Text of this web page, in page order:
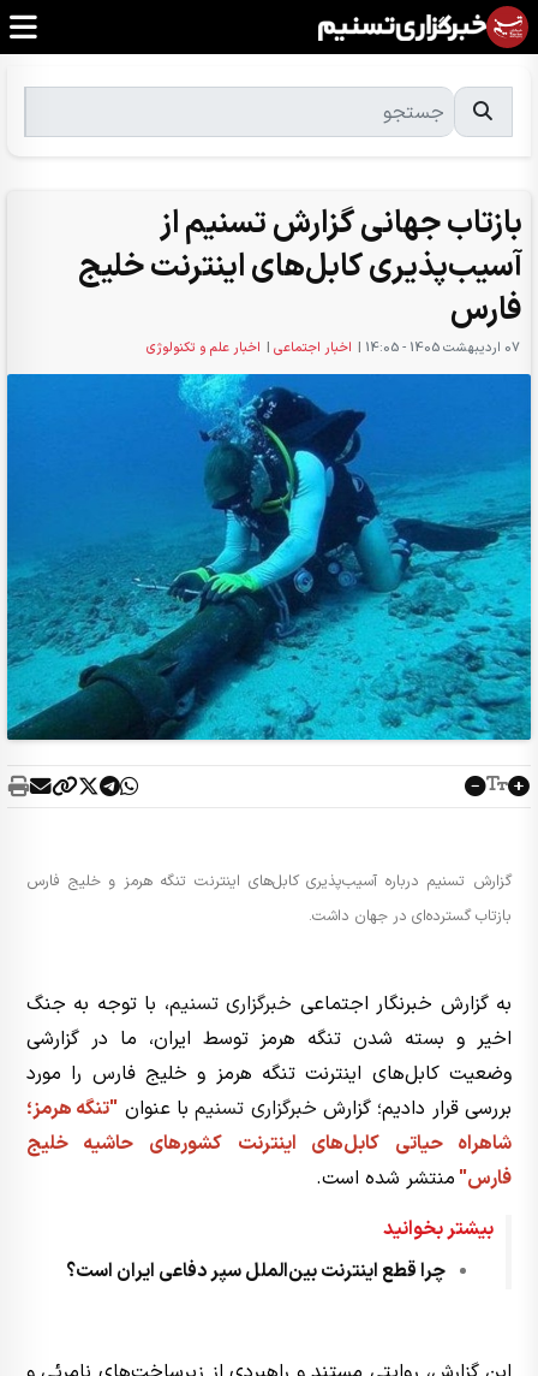
بازتاب جهانی گزارش تسنیم از
آسیب‌پذیری کابل‌های اینترنت خلیج
فارس
07 ارديبهشت 1405 - 14:05 | اخبار اجتماعی | اخبار علم و تکنولوژی
گزارش تسنیم درباره آسیب‌پذیری کابل‌های اینترنت تنگه هرمز و خلیج فارس
بازتاب گسترده‌ای در جهان داشت.
به گزارش خبرنگار اجتماعی خبرگزاری تسنیم، با توجه به جنگ
اخیر و بسته شدن تنگه هرمز توسط ایران، ما در گزارشی
وضعیت کابل‌های اینترنت تنگه هرمز و خلیج فارس را مورد
بررسی قرار دادیم؛ گزارش خبرگزاری تسنیمبا عنوان "تنگه هرمز؛
شاهراه حیاتی کابل‌های اینترنت کشورهای حاشیه خلیج
فارس" منتشر شده است.
بیشتر بخوانید
چرا قطع اینترنت بین‌الملل سپر دفاعی ایران است؟